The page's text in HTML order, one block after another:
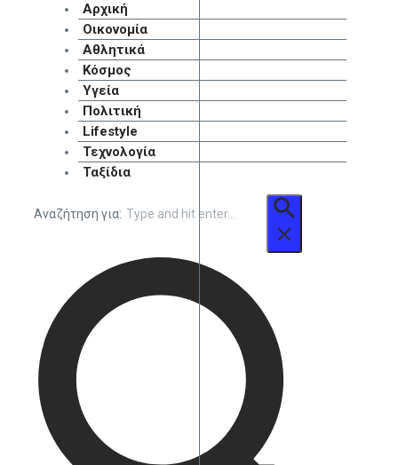
Αρχική
Οικονομία
Αθλητικά
Κόσμος
Υγεία
Πολιτική
Lifestyle
Τεχνολογία
Ταξίδια
Αναζήτηση για: